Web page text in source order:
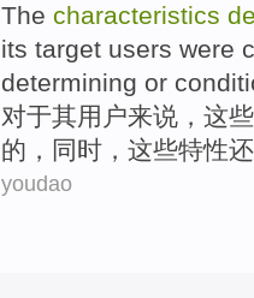
The characteristics
its target users were
determining or
对于其用户来说， 这些
的，同时，这些特性还
youdao